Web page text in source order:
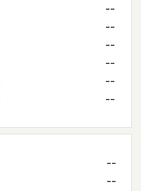
--
--
--
--
--
--
--
--